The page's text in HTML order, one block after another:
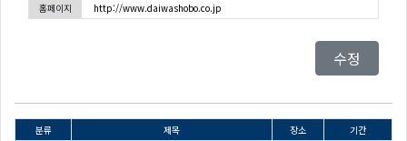
홈페이지
http://www.daiwashobo.co.jp
수정
분류 제목 장소
기간